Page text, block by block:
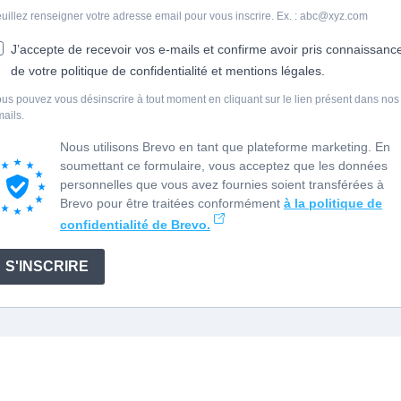
renseigner votre adresse email pour vous inscrire. Ex. : abc@xyz.com
J’accepte de recevoir vos e-mails et confirme avoir pris
de votre politique de confidentialité et mentions légales.
pouvez vous désinscrire à tout moment en cliquant sur le lien présent dans nos
Nous utilisons Brevo en tant que plateforme marketing. En
soumettant ce formulaire, vous acceptez que les données
personnelles que vous avez fournies soient transférées à
Brevo pour être traitées conformément à la politique de
confidentialité de Brevo.
S'INSCRIRE